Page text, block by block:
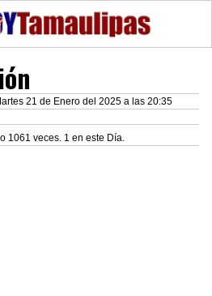
21 de Enero del 2025 a las 20:35
1061 veces. 1 en este Día.